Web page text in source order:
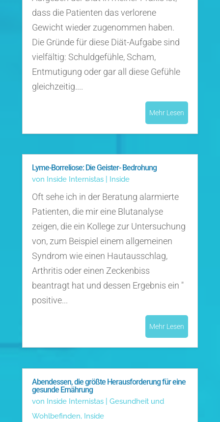
dass die Patienten das verlorene
Gewicht wieder zugenommen haben.
Die Gründe für diese Diät-Aufgabe sind
vielfältig: Schuldgefühle, Scham,
Entmutigung oder gar all diese Gefühle
gleichzeitig....
Mehr Lesen
Lyme-Borreliose: Die Geister- Bedrohung
von Inside Internistas| Inside
Oft sehe ich in der Beratung alarmierte
Patienten, die mir eine Blutanalyse
zeigen, die ein Kollege zur Untersuchung
von, zum Beispiel einem allgemeinen
Syndrom wie einen Hautausschlag,
Arthritis oder einen Zeckenbiss
beantragt hat und dessen Ergebnis ein "
positive...
Mehr Lesen
Abendessen, die größte Herausforderung für eine
gesunde Ernährung
von Inside Internistas| Gesundheit und
Wohlbefinden, Inside